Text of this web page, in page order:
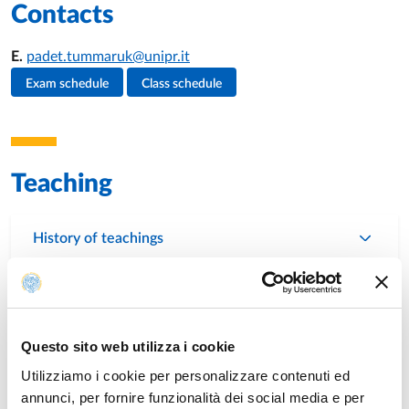
Questo sito web utilizza i cookie
Utilizziamo i cookie per personalizzare contenuti ed
annunci, per fornire funzionalità dei social media e per
Contacts
E. padet.tummaruk@unipr.it
Teacher's activities
Exam schedule Class schedule
Teaching
History of teachings
Research
Publications